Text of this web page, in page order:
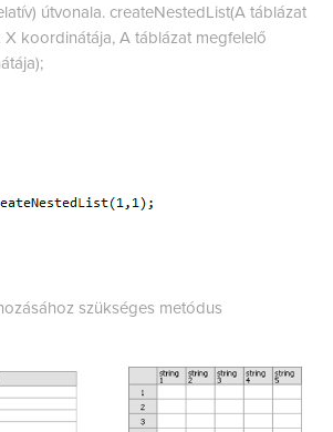
útvonala. createNestedList(A táblázat
X koordinátája, A táblázat megfelelő
szükséges metódus